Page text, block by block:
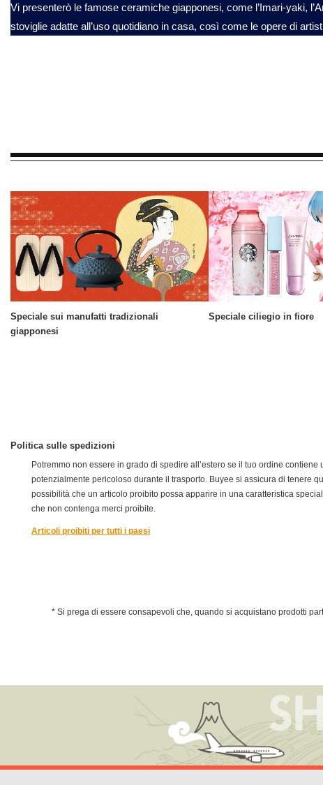
Vi presenterò le famose ceramiche giapponesi, come l’Imari-yaki,
stoviglie adatte all’uso quotidiano in casa, così come le opere di
Speciale sui manufatti tradizionali
giapponesi
Speciale ciliegio in fiore
Politica sulle spedizioni
Potremmo non essere in grado di spedire all’estero se il tuo ordine
potenzialmente pericoloso durante il trasporto. Buyee si assicura di tenere
possibilità che un articolo proibito possa apparire in una caratteristica
che non contenga merci proibite.
Articoli proibiti per tutti i paesi
* Si prega di essere consapevoli che, quando si acquistano prodotti